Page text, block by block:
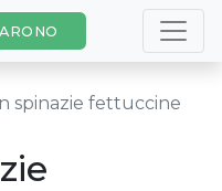
spinazie fettuccine